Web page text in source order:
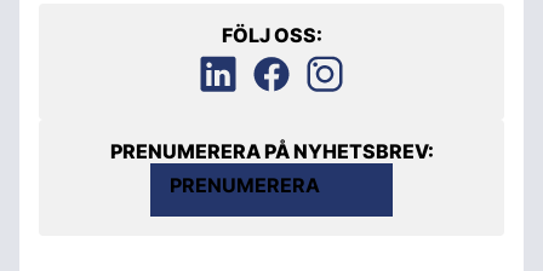
FÖLJ OSS:
PRENUMERERA PÅ NYHETSBREV:
PRENUMERERA